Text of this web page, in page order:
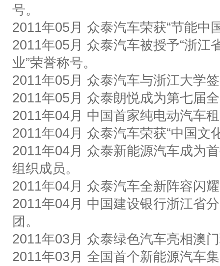
号。
2011年05月 众泰汽车荣获“节能中
2011年05月 众泰汽车被授予“浙江
业”荣誉称号。
2011年05月 众泰汽车与浙江大学
2011年05月 众泰朗悦成为第七届
2011年04月 中国首家纯电动汽车
2011年04月 众泰汽车荣获“中国文
2011年04月 众泰新能源汽车成为
组织成员。
2011年04月 众泰汽车全新阵容闪
2011年04月 中国建设银行浙江省
团。
2011年03月 众泰绿色汽车亮相澳
2011年03月 全国首个新能源汽车